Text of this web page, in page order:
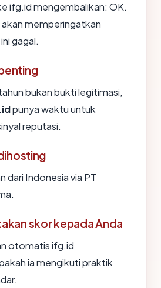
ifg.id mengembalikan: OK.
memperingatkan
gagal.
bukan bukti legitimasi,
punya waktu untuk
reputasi.
dari Indonesia via PT
skor kepada Anda
otomatis ifg.id
ia mengikuti praktik